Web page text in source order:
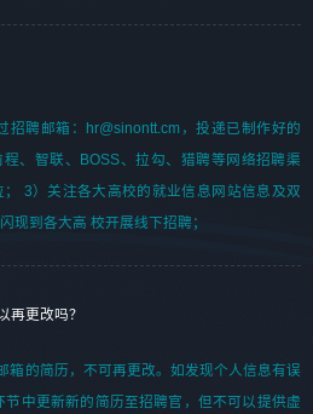
招聘邮箱：hr@sinontt.cm，投递已制作好的
、智联、BOSS、拉勾、猎聘等网络招聘渠
3）关注各大高校的就业信息网站信息及双
现到各大高 校开展线下招聘；
再更改吗？
箱的简历，不可再更改。如发现个人信息有误
节中更新新的简历至招聘官，但不可以提供虚